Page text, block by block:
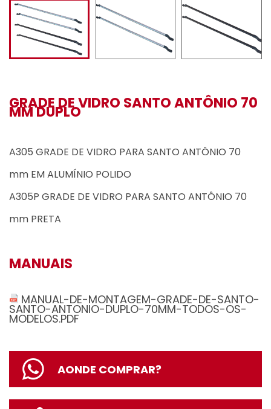
GRADE DE VIDRO SANTO ANTÔNIO 70
MM DUPLO
A305 GRADE DE VIDRO PARA SANTO ANTÔNIO 70
mm EM ALUMÍNIO POLIDO
A305P GRADE DE VIDRO PARA SANTO ANTÔNIO 70
mm PRETA
MANUAIS
MANUAL-DE-MONTAGEM-GRADE-DE-SANTO-
SANTO-ANTONIO-DUPLO-70MM-TODOS-OS-
MODELOS.PDF
AONDE COMPRAR?